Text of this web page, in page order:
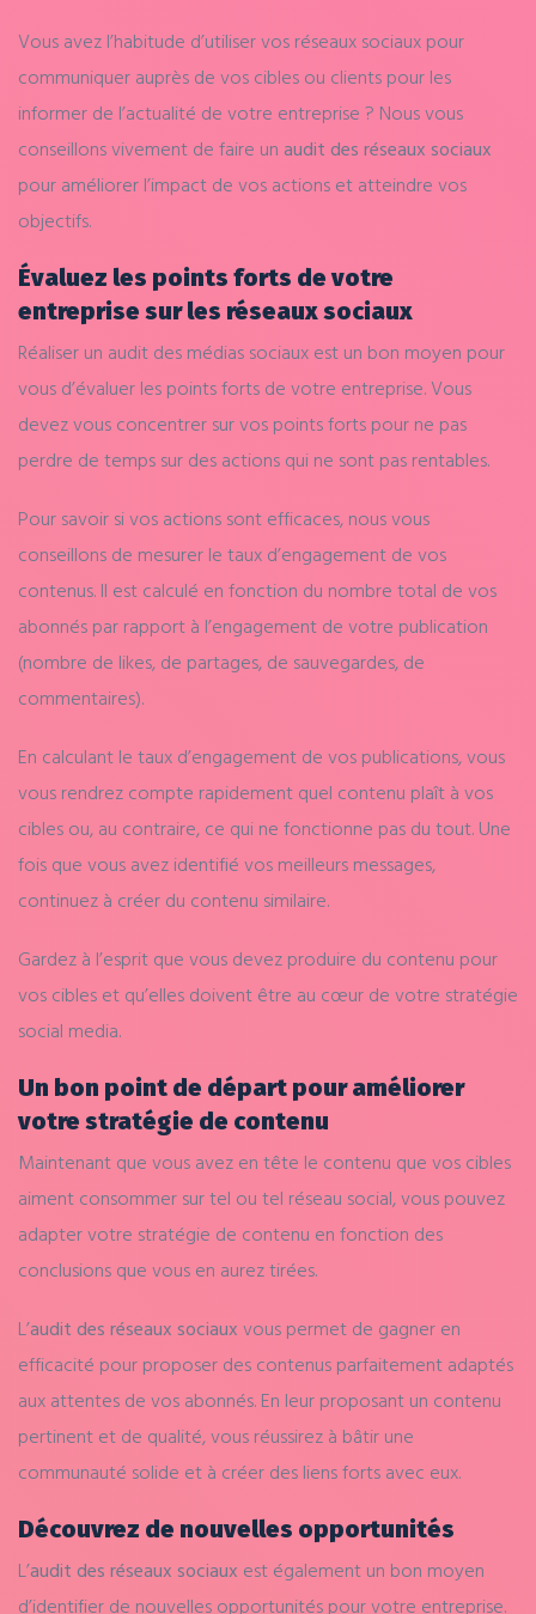
Vous avez l’habitude d’utiliser vos réseaux sociaux pour
communiquer auprès de vos cibles ou clients pour les
informer de l’actualité de votre entreprise ? Nous vous
conseillons vivement de faire un audit des réseaux sociaux
pour améliorer l’impact de vos actions et atteindre vos
objectifs.
Évaluez les points forts de votre
entreprise sur les réseaux sociaux
Réaliser un audit des médias sociaux est un bon moyen pour
vous d’évaluer les points forts de votre entreprise. Vous
devez vous concentrer sur vos points forts pour ne pas
perdre de temps sur des actions qui ne sont pas rentables.
Pour savoir si vos actions sont efficaces, nous vous
conseillons de mesurer le taux d’engagement de vos
contenus. Il est calculé en fonction du nombre total de vos
abonnés par rapport à l’engagement de votre publication
(nombre de likes, de partages, de sauvegardes, de
commentaires).
En calculant le taux d’engagement de vos publications, vous
vous rendrez compte rapidement quel contenu plaît à vos
cibles ou, au contraire, ce qui ne fonctionne pas du tout. Une
fois que vous avez identifié vos meilleurs messages,
continuez à créer du contenu similaire.
Gardez à l’esprit que vous devez produire du contenu pour
vos cibles et qu’elles doivent être au cœur de votre stratégie
social media.
Un bon point de départ pour améliorer
votre stratégie de contenu
Maintenant que vous avez en tête le contenu que vos cibles
aiment consommer sur tel ou tel réseau social, vous pouvez
adapter votre stratégie de contenu en fonction des
conclusions que vous en aurez tirées.
L’audit des réseaux sociaux vous permet de gagner en
efficacité pour proposer des contenus parfaitement adaptés
aux attentes de vos abonnés. En leur proposant un contenu
pertinent et de qualité, vous réussirez à bâtir une
communauté solide et à créer des liens forts avec eux.
Découvrez de nouvelles opportunités
L’audit des réseaux sociaux est également un bon moyen
d’identifier de nouvelles opportunités pour votre entreprise.